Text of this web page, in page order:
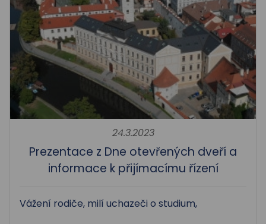
24.3.2023
Prezentace z Dne otevřených dveří a
informace k přijímacímu řízení
Vážení rodiče, milí uchazeči o studium,